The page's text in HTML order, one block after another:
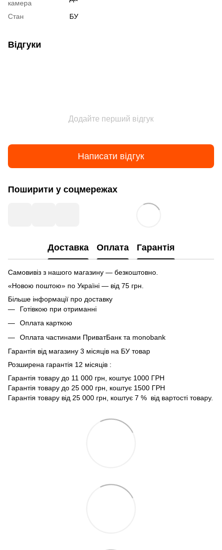
камера
Стан БУ
Відгуки
Додайте перший відгук
Написати відгук
Поширити у соцмережах
Доставка Оплата Гарантія
Самовивіз з нашого магазину — безкоштовно.
«Новою поштою» по Україні — від 75 грн.
Більше інформації про доставку
Готівкою при отриманні
Оплата карткою
Оплата частинами ПриватБанк та monobank
Гарантія від магазину 3 місяців на БУ товар
Розширена гарантія 12 місяців :
Гарантія товару до 11 000 грн, коштує 1000 ГРН
Гарантія товару до 25 000 грн, коштує 1500 ГРН
Гарантія товару від 25 000 грн, коштує 7 % від вартості товару.